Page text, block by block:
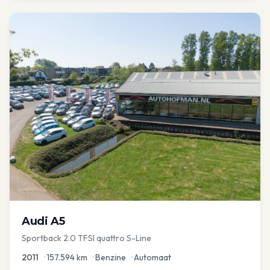
Audi A5
Sportback 2.0 TFSI quattro S-Line
2011 •157.594km •Benzine •Automaat